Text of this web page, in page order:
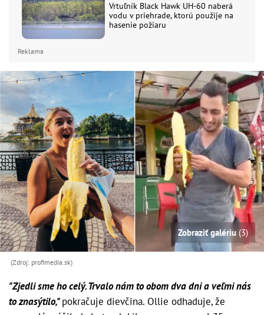
Vrtuľník Black Hawk UH-60 naberá
vodu v priehrade, ktorú použije na
hasenie požiaru
Reklama
Zobraziť galériu(3)
(Zdroj: profimedia.sk)
"Zjedli sme ho celý. Trvalo nám to obom dva dni a veľmi nás
to znasýtilo,"pokračuje dievčina. Ollie odhaduje, že